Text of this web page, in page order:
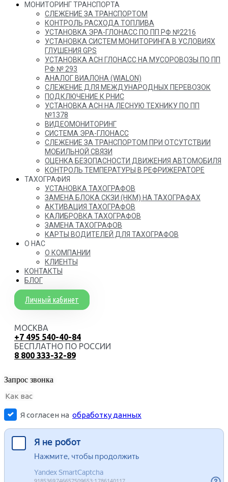
МОНИТОРИНГ ТРАНСПОРТА
СЛЕЖЕНИЕ ЗА ТРАНСПОРТОМ
КОНТРОЛЬ РАСХОДА ТОПЛИВА
УСТАНОВКА ЭРА-ГЛОНАСС ПО ПП РФ №2216
УСТАНОВКА СИСТЕМ МОНИТОРИНГА В УСЛОВИЯХ
ГЛУШЕНИЯ GPS
УСТАНОВКА АСН ГЛОНАСС НА МУСОРОВОЗЫ ПО ПП
РФ № 293
АНАЛОГ ВИАЛОНА (WIALON)
СЛЕЖЕНИЕ ДЛЯ МЕЖДУНАРОДНЫХ ПЕРЕВОЗОК
ПОДКЛЮЧЕНИЕ К РНИС
УСТАНОВКА АСН НА ЛЕСНУЮ ТЕХНИКУ ПО ПП
№1378
ВИДЕОМОНИТОРИНГ
СИСТЕМА ЭРА-ГЛОНАСС
СЛЕЖЕНИЕ ЗА ТРАНСПОРТОМ ПРИ ОТСУТСТВИИ
МОБИЛЬНОЙ СВЯЗИ
ОЦЕНКА БЕЗОПАСНОСТИ ДВИЖЕНИЯ АВТОМОБИЛЯ
КОНТРОЛЬ ТЕМПЕРАТУРЫ В РЕФРИЖЕРАТОРЕ
ТАХОГРАФИЯ
УСТАНОВКА ТАХОГРАФОВ
ЗАМЕНА БЛОКА СКЗИ (НКМ) НА ТАХОГРАФАХ
АКТИВАЦИЯ ТАХОГРАФОВ
КАЛИБРОВКА ТАХОГРАФОВ
ЗАМЕНА ТАХОГРАФОВ
КАРТЫ ВОДИТЕЛЕЙ ДЛЯ ТАХОГРАФОВ
О НАС
О КОМПАНИИ
КЛИЕНТЫ
КОНТАКТЫ
БЛОГ
Личный кабинет
МОСКВА
+7 495 540-40-84
БЕСПЛАТНО ПО РОССИИ
8 800 333-32-89
Запрос звонка
Я согласен на обработку данных